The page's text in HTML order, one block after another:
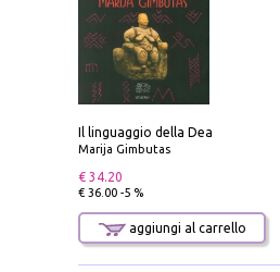
Il linguaggio della Dea
Marija Gimbutas
€ 34.20
€ 36.00 -5 %
aggiungi al carrello